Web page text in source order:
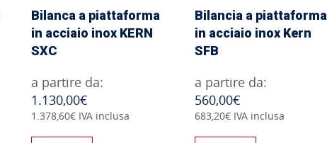
Bilanca a piattaforma
in acciaio inox KERN
SXC
a partire da:
1.130,00€
1.378,60€ IVA inclusa
Bilancia a piattaforma
in acciaio inox Kern
SFB
a partire da:
560,00€
683,20€ IVA inclusa